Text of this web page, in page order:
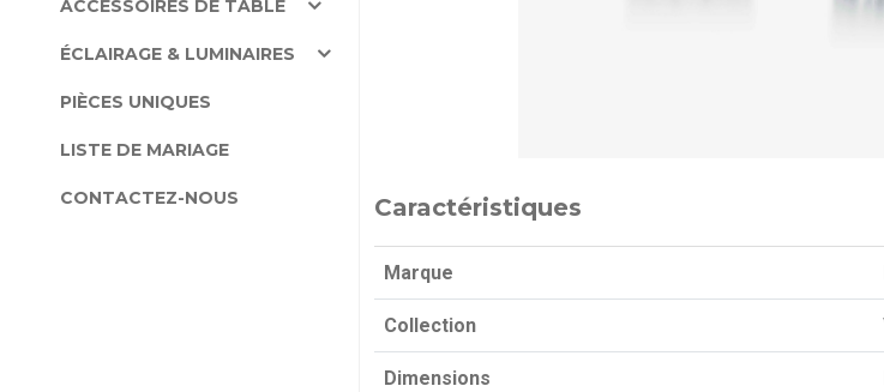
ACCESSOIRES DE TABLE
ÉCLAIRAGE & LUMINAIRES
PIÈCES UNIQUES
LISTE DE MARIAGE
CONTACTEZ-NOUS Caractéristiques
Marque
Collection
Dimensions